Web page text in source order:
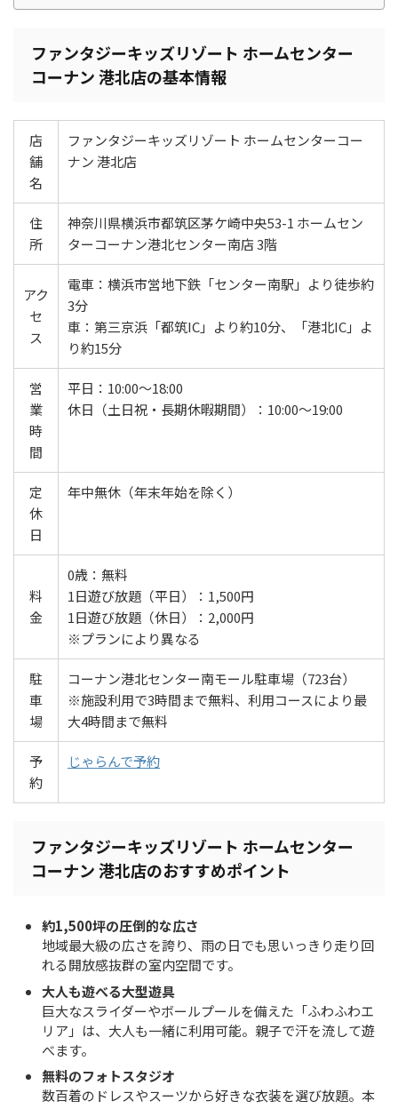
ファンタジーキッズリゾート ホームセンター
コーナン 港北店の基本情報
店
舗
名
ファンタジーキッズリゾート ホームセンターコー
ナン 港北店
住
所
神奈川県横浜市都筑区茅ケ崎中央53-1 ホームセン
ターコーナン港北センター南店 3階
アク
セ
ス
電車：横浜市営地下鉄「センター南駅」より徒歩約
3分
車：第三京浜「都筑IC」より約10分、「港北IC」よ
り約15分
営
業
時
間
平日：10:00～18:00
休日（土日祝・長期休暇期間）：10:00～19:00
定
休
日
年中無休（年末年始を除く）
料
金
0歳：無料
1日遊び放題（平日）：1,500円
1日遊び放題（休日）：2,000円
※プランにより異なる
駐
車
場
コーナン港北センター南モール駐車場（723台）
※施設利用で3時間まで無料、利用コースにより最
大4時間まで無料
予
約
じゃらんで予約
ファンタジーキッズリゾート ホームセンター
コーナン 港北店のおすすめポイント
約1,500坪の圧倒的な広さ
地域最大級の広さを誇り、雨の日でも思いっきり走り回
れる開放感抜群の室内空間です。
大人も遊べる大型遊具
巨大なスライダーやボールプールを備えた「ふわふわエ
リア」は、大人も一緒に利用可能。親子で汗を流して遊
べます。
無料のフォトスタジオ
数百着のドレスやスーツから好きな衣装を選び放題。本